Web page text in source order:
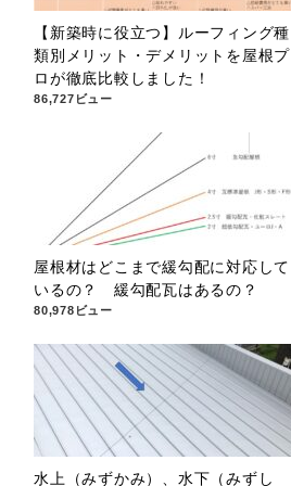
【新築時に役立つ】ルーフィング種
類別メリット・デメリットを屋根プ
ロが徹底比較しました！
86,727ビュー
屋根材はどこまで緩勾配に対応して
いるの？ 緩勾配瓦はあるの？
80,978ビュー
水上（みずかみ）、水下（みずし